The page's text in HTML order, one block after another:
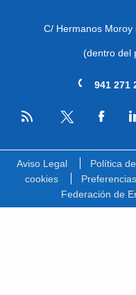
C/ Hermanos Moroy
(dentro del
941 271
RSS
Aviso Legal Política
cookies
Federación de